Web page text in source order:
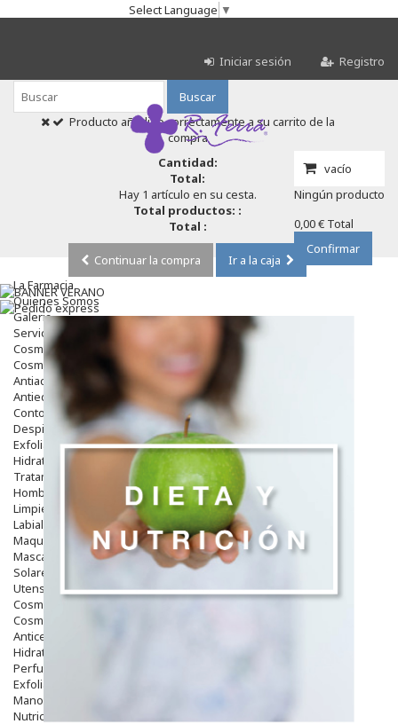
Select Language ▼
Iniciar sesión Registro
Buscar
vacío
Ningún producto
0,00 € Total
Confirmar
Producto añadido correctamente a su carrito de la
compra
Cantidad:
Total:
Hay 1 artículo en su cesta.
Total productos: :
Total :
Continuar la compra
Ir a la caja
La Farmacia
Quienes Somos
Galeria
Servicios
Cosmética
Cosmética Facial
Antiacné
Antiedad
Contorno De Ojos
Despigmentantes
Exfoliantes
Hidratantes
Tratamientos De Noche
Hombre
Limpieza
Labiales
Maquillajes Y Color
Mascarillas
Solares
Utensilios
Cosmética Capilar
Cosmética Corporal
Anticelulíticos
Hidratantes Corporales
Perfumes Y Colonias
Exfoliantes Corporales
Manos Y Uñas
Nutricosmética